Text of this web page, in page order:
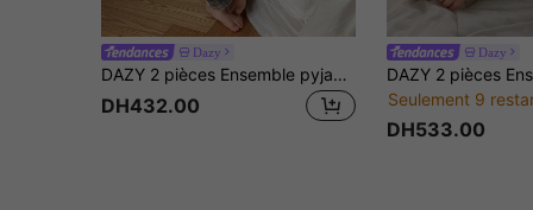
Dazy
DAZY 2 pièces Ensemble pyjama garçon tout-petit avec chemise à manches longues à carreaux et pantalon ample
DH432.00
Dazy
Seulement 9
DH533.00